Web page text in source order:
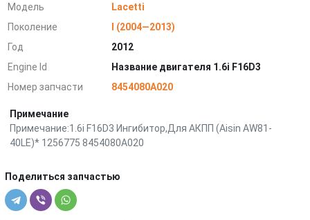
Модель
Lacetti
Поколение
I (2004—2013)
Год
2012
Engine Id
Название двигателя 1.6i F16D3
Номер запчасти
8454080A020
Примечание
Примечание:1.6i F16D3 Ингибитор,Для АКПП (Aisin АW81-
40LE)* 1256775 8454080A020
Поделиться запчастью